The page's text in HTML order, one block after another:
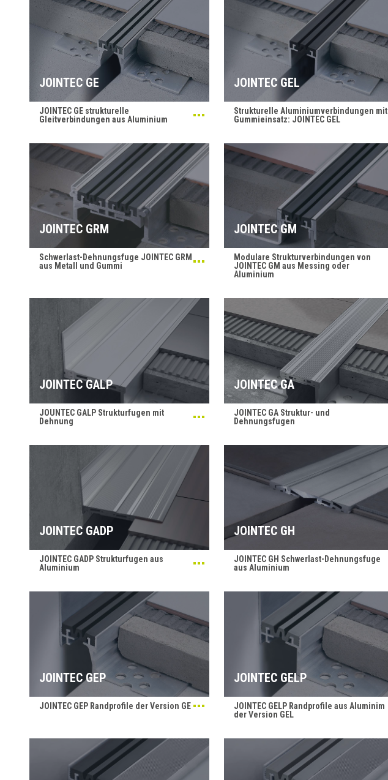
JOINTEC GE
JOINTEC GE strukturelle
Gleitverbindungen aus Aluminium
JOINTEC GEL
Strukturelle Aluminiumverbindungen mit
Gummieinsatz: JOINTEC GEL
JOINTEC GRM
Schwerlast-Dehnungsfuge JOINTEC GRM
aus Metall und Gummi
JOINTEC GM
Modulare Strukturverbindungen von
JOINTEC GM aus Messing oder
Aluminium
JOINTEC GALP
JOUNTEC GALP Strukturfugen mit
Dehnung
JOINTEC GA
JOINTEC GA Struktur- und
Dehnungsfugen
JOINTEC GADP
JOINTEC GADP Strukturfugen aus
Aluminium
JOINTEC GH
JOINTEC GH Schwerlast-Dehnungsfuge
aus Aluminium
JOINTEC GEP
JOINTEC GEP Randprofile der Version GE
JOINTEC GELP
JOINTEC GELP Randprofile aus Aluminim
der Version GEL